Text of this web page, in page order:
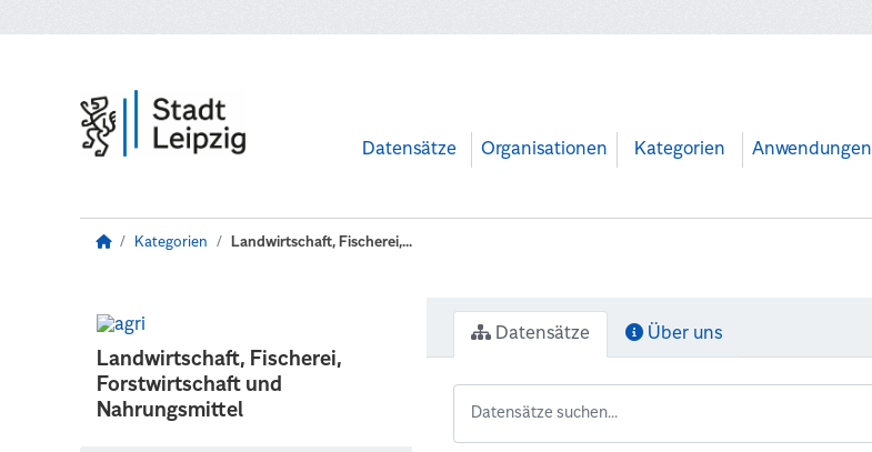
Datensätze Organisationen Kategorien Anwendungen
Kategorien Landwirtschaft, Fischerei,...
Landwirtschaft, Fischerei,
Forstwirtschaft und
Nahrungsmittel
Datensätze Über uns